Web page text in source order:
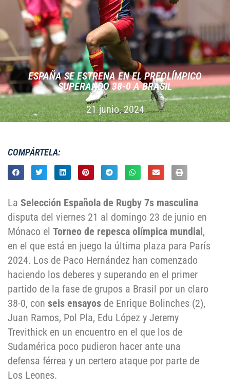
ESPAÑA SE ESTRENA EN EL PREOLÍMPICO
SUPERANDO 38-0 A BRASIL
21 junio, 2024
COMPÁRTELA:
La Selección Española de Rugby 7s masculina
disputa del viernes 21 al domingo 23 de junio en
Mónaco el Torneo de repesca olímpica mundial,
en el que está en juego la última plaza para París
2024. Los de Paco Hernández han comenzado
haciendo los deberes y superando en el primer
partido de la fase de grupos a Brasil por un claro
38-0, con seis ensayos de Enrique Bolinches (2),
Juan Ramos, Pol Pla, Edu López y Jeremy
Trevithick en un encuentro en el que los de
Sudamérica poco pudieron hacer ante una
defensa férrea y un certero ataque por parte de
Los Leones.